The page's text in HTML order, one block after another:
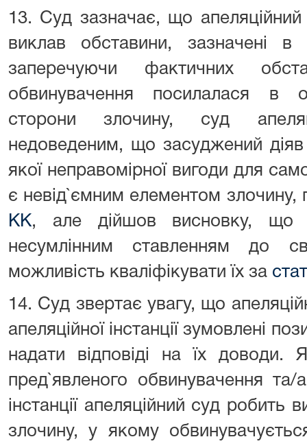
13. Суд зазначає, що
виклав обставини, зазначені
заперечуючи фактичних
обвинувачення посилалася в
сторони злочину, суд
недоведеним, що засуджений
якої неправомірної вигоди для
є невід`ємним елементом злочину,
КК, але дійшов висновку, що
несумлінним ставленням до
можливість кваліфікувати їх за
14. Суд звертає увагу, що
апеляційної інстанції зумовлені
надати відповіді на їх доводи.
пред`явленого обвинувачення
інстанції апеляційний суд робить
злочину, у якому